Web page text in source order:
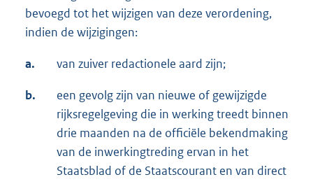
bevoegd tot het wijzigen van deze verordening,
indien de wijzigingen:
a. van zuiver redactionele aard zijn;
b.
een gevolg zijn van nieuwe of gewijzigde
rijksregelgeving die in werking treedt binnen
drie maanden na de officiële bekendmaking
van de inwerkingtreding ervan in het
Staatsblad of de Staatscourant en van direct